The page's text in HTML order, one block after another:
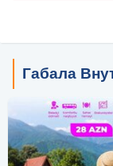
Габала